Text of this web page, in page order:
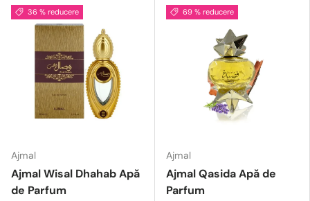
36 % reducere
Ajmal
Ajmal Wisal Dhahab Apă
de Parfum
69 % reducere
Ajmal
Ajmal Qasida Apă de
Parfum